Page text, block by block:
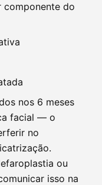
componente do
nos 6 meses
facial — o
no
ou
isso na